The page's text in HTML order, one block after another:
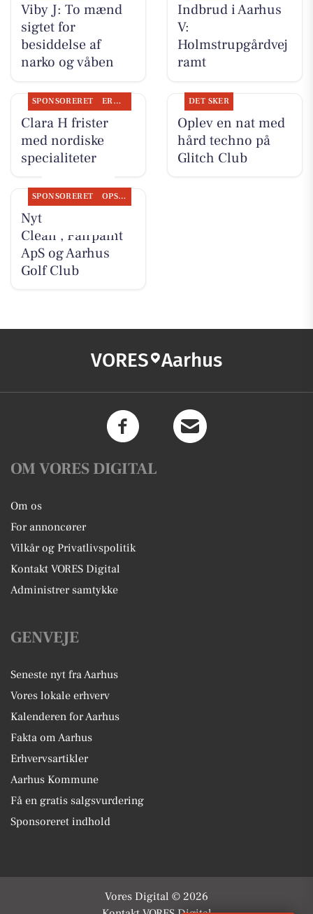
Viby J: To mænd
sigtet for
besiddelse af
narko og våben
Indbrud i Aarhus
V:
Holmstrupgårdvej
ramt
SPONSORERET ERHVERV
Clara H frister
med nordiske
specialiteter
DET SKER
Oplev en nat med
hård techno på
Glitch Club
SPONSORERET OPSLAGSTAVLEN
Nyt fra Classic
Clean , Fairpaint
ApS og Aarhus
Golf Club
VORES Aarhus
OM VORES DIGITAL
Om os
For annoncører
Vilkår og Privatlivspolitik
Kontakt VORES Digital
Administrer samtykke
GENVEJE
Seneste nyt fra Aarhus
Vores lokale erhverv
Kalenderen for Aarhus
Fakta om Aarhus
Erhvervsartikler
Aarhus Kommune
Få en gratis salgsvurdering
Sponsoreret indhold
Vores Digital © 2026